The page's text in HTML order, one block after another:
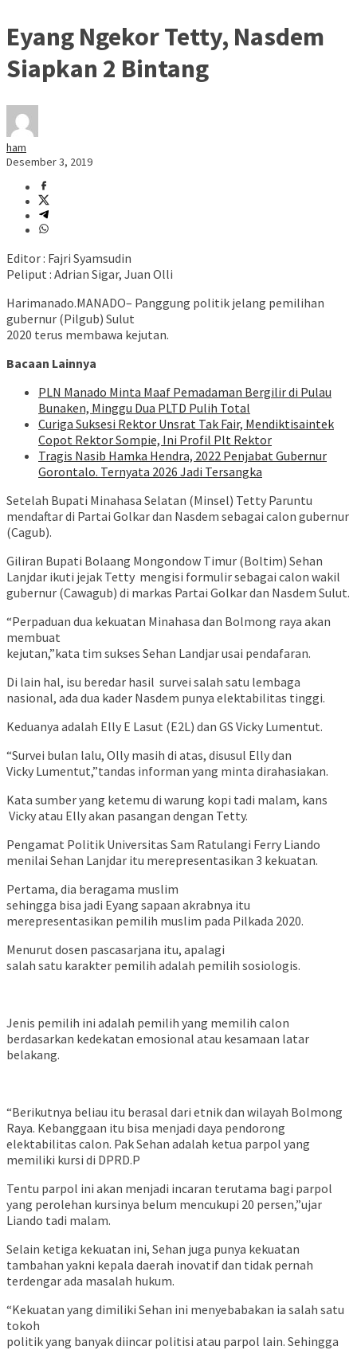
Eyang Ngekor Tetty, Nasdem
Siapkan 2 Bintang
ham
Desember 3, 2019
Editor : Fajri Syamsudin
Peliput : Adrian Sigar, Juan Olli
Harimanado.MANADO– Panggung politik jelang pemilihan
gubernur (Pilgub) Sulut
2020 terus membawa kejutan.
Bacaan Lainnya
PLN Manado Minta Maaf Pemadaman Bergilir di Pulau
Bunaken, Minggu Dua PLTD Pulih Total
Curiga Suksesi Rektor Unsrat Tak Fair, Mendiktisaintek
Copot Rektor Sompie, Ini Profil Plt Rektor
Tragis Nasib Hamka Hendra, 2022 Penjabat Gubernur
Gorontalo. Ternyata 2026 Jadi Tersangka
Setelah Bupati Minahasa Selatan (Minsel) Tetty Paruntu
mendaftar di Partai Golkar dan Nasdem sebagai calon gubernur
(Cagub).
Giliran Bupati Bolaang Mongondow Timur (Boltim) Sehan
Lanjdar ikuti jejak Tetty mengisi formulir sebagai calon wakil
gubernur (Cawagub) di markas Partai Golkar dan Nasdem Sulut.
“Perpaduan dua kekuatan Minahasa dan Bolmong raya akan
membuat
kejutan,”kata tim sukses Sehan Landjar usai pendafaran.
Di lain hal, isu beredar hasil survei salah satu lembaga
nasional, ada dua kader Nasdem punya elektabilitas tinggi.
Keduanya adalah Elly E Lasut (E2L) dan GS Vicky Lumentut.
“Survei bulan lalu, Olly masih di atas, disusul Elly dan
Vicky Lumentut,”tandas informan yang minta dirahasiakan.
Kata sumber yang ketemu di warung kopi tadi malam, kans
Vicky atau Elly akan pasangan dengan Tetty.
Pengamat Politik Universitas Sam Ratulangi Ferry Liando
menilai Sehan Lanjdar itu merepresentasikan 3 kekuatan.
Pertama, dia beragama muslim
sehingga bisa jadi Eyang sapaan akrabnya itu
merepresentasikan pemilih muslim pada Pilkada 2020.
Menurut dosen pascasarjana itu, apalagi
salah satu karakter pemilih adalah pemilih sosiologis.
Jenis pemilih ini adalah pemilih yang memilih calon
berdasarkan kedekatan emosional atau kesamaan latar
belakang.
“Berikutnya beliau itu berasal dari etnik dan wilayah Bolmong
Raya. Kebanggaan itu bisa menjadi daya pendorong
elektabilitas calon. Pak Sehan adalah ketua parpol yang
memiliki kursi di DPRD.P
Tentu parpol ini akan menjadi incaran terutama bagi parpol
yang perolehan kursinya belum mencukupi 20 persen,”ujar
Liando tadi malam.
Selain ketiga kekuatan ini, Sehan juga punya kekuatan
tambahan yakni kepala daerah inovatif dan tidak pernah
terdengar ada masalah hukum.
“Kekuatan yang dimiliki Sehan ini menyebabakan ia salah satu
tokoh
politik yang banyak diincar politisi atau parpol lain. Sehingga